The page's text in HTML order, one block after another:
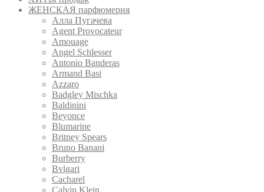
ЖЕНСКАЯ парфюмерия
Алла Пугачева
Agent Provocateur
Amouage
Angel Schlesser
Antonio Banderas
Armand Basi
Azzaro
Badgley Mischka
Baldinini
Beyonce
Blumarine
Britney Spears
Bruno Banani
Burberry
Bvlgari
Cacharel
Calvin Klein